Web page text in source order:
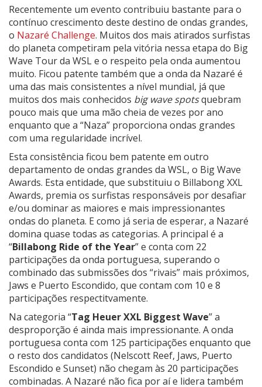
Recentemente um evento contribuiu bastante para o
contínuo crescimento deste destino de ondas grandes,
o Nazaré Challenge. Muitos dos mais atirados surfistas
do planeta competiram pela vitória nessa etapa do Big
Wave Tour da WSL e o respeito pela onda aumentou
muito. Ficou patente também que a onda da Nazaré é
uma das mais consistentes a nível mundial, já que
muitos dos mais conhecidos big wave spotsquebram
pouco mais que uma mão cheia de vezes por ano
enquanto que a “Naza” proporciona ondas grandes
com uma regularidade incrível.
Esta consistência ficou bem patente em outro
departamento de ondas grandes da WSL, o Big Wave
Awards. Esta entidade, que substituiu o Billabong XXL
Awards, premia os surfistas responsáveis por desafiar
e/ou dominar as maiores e mais impressionantes
ondas do planeta. E como já seria de esperar, a Nazaré
domina quase todas as categorias. A principal é a
“Billabong Ride of the Year” e conta com 22
participações da onda portuguesa, superando o
combinado das submissões dos “rivais” mais próximos,
Jaws e Puerto Escondido, que contam com 10 e 8
participações respectitvamente.
Na categoria “Tag Heuer XXL Biggest Wave” a
desproporção é ainda mais impressionante. A onda
portuguesa conta com 125 participações enquanto que
o resto dos candidatos (Nelscott Reef, Jaws, Puerto
Escondido e Sunset) não chegam às 20 participações
combinadas. A Nazaré não fica por aí e lidera também